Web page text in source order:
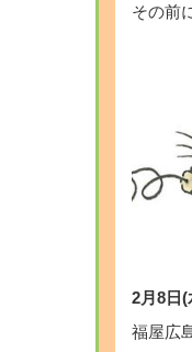
その前
2月8日(
福屋広